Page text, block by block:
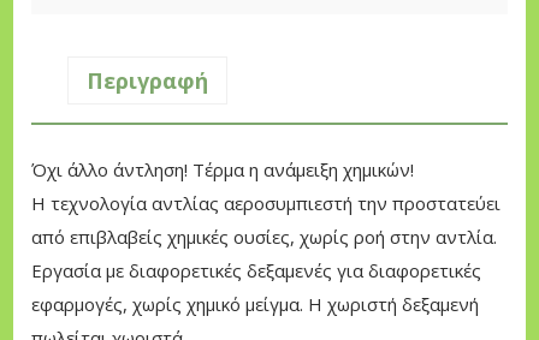
έ
σ
ε
ω
ς
Περιγραφή
Όχι άλλο άντληση! Τέρμα η ανάμειξη χημικών!
Η τεχνολογία αντλίας αεροσυμπιεστή την προστατεύει
από επιβλαβείς χημικές ουσίες, χωρίς ροή στην αντλία.
Εργασία με διαφορετικές δεξαμενές για διαφορετικές
εφαρμογές, χωρίς χημικό μείγμα. Η χωριστή δεξαμενή